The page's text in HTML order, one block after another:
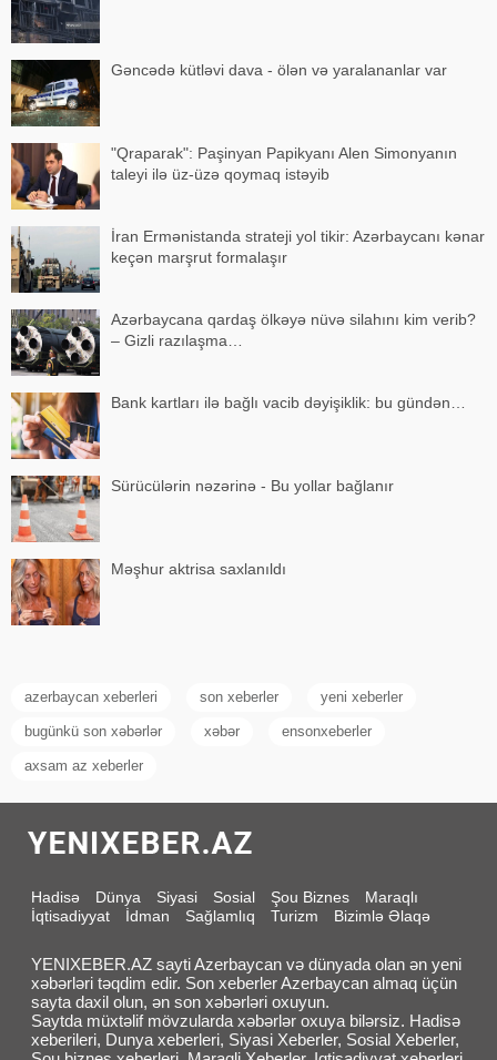
Gəncədə kütləvi dava - ölən və yaralananlar var
"Qraparak": Paşinyan Papikyanı Alen Simonyanın
taleyi ilə üz-üzə qoymaq istəyib
İran Ermənistanda strateji yol tikir: Azərbaycanı kənar
keçən marşrut formalaşır
Azərbaycana qardaş ölkəyə nüvə silahını kim verib?
– Gizli razılaşma…
Bank kartları ilə bağlı vacib dəyişiklik: bu gündən…
Sürücülərin nəzərinə - Bu yollar bağlanır
Məşhur aktrisa saxlanıldı
azerbaycan xeberleri son xeberler yeni xeberler
bugünkü son xəbərlər xəbər ensonxeberler
axsam az xeberler
Hadisə Dünya Siyasi Sosial Şou Biznes
Maraqlı
İqtisadiyyat
İdman Sağlamlıq Turizm Bizimlə Əlaqə
YENIXEBER.AZ sayti Azerbaycan və dünyada olan ən yeni
xəbərləri təqdim edir. Son xeberler Azerbaycan almaq üçün
sayta daxil olun, ən son xəbərləri oxuyun.
Saytda müxtəlif mövzularda xəbərlər oxuya bilərsiz. Hadisə
xeberileri, Dunya xeberleri, Siyasi Xeberler, Sosial Xeberler,